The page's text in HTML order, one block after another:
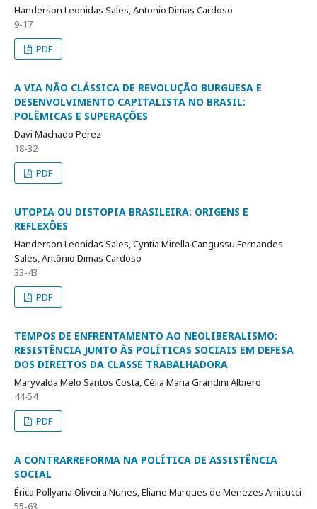
Handerson Leonidas Sales, Antonio Dimas Cardoso
9-17
PDF
A VIA NÃO CLÁSSICA DE REVOLUÇÃO BURGUESA E
DESENVOLVIMENTO CAPITALISTA NO BRASIL:
POLÊMICAS E SUPERAÇÕES
Davi Machado Perez
18-32
PDF
UTOPIA OU DISTOPIA BRASILEIRA: ORIGENS E
REFLEXÕES
Handerson Leonidas Sales, Cyntia Mirella Cangussu Fernandes
Sales, Antônio Dimas Cardoso
33-43
PDF
TEMPOS DE ENFRENTAMENTO AO NEOLIBERALISMO:
RESISTÊNCIA JUNTO ÀS POLÍTICAS SOCIAIS EM DEFESA
DOS DIREITOS DA CLASSE TRABALHADORA
Maryvalda Melo Santos Costa, Célia Maria Grandini Albiero
44-54
PDF
A CONTRARREFORMA NA POLÍTICA DE ASSISTÊNCIA
SOCIAL
Érica Pollyana Oliveira Nunes, Eliane Marques de Menezes Amicucci
55-63